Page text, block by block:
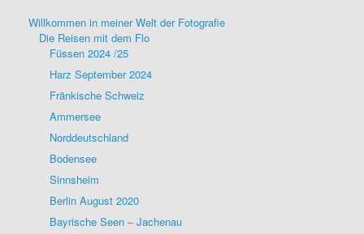
Willkommen in meiner Welt der Fotografie
Die Reisen mit dem Flo
Füssen 2024 /25
Harz September 2024
Fränkische Schweiz
Ammersee
Norddeutschland
Bodensee
Sinnsheim
Berlin August 2020
Bayrische Seen – Jachenau